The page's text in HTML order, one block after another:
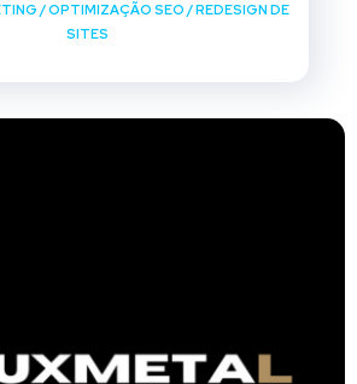
/OPTIMIZAÇÃO SEO /REDESIGN DE
SITES